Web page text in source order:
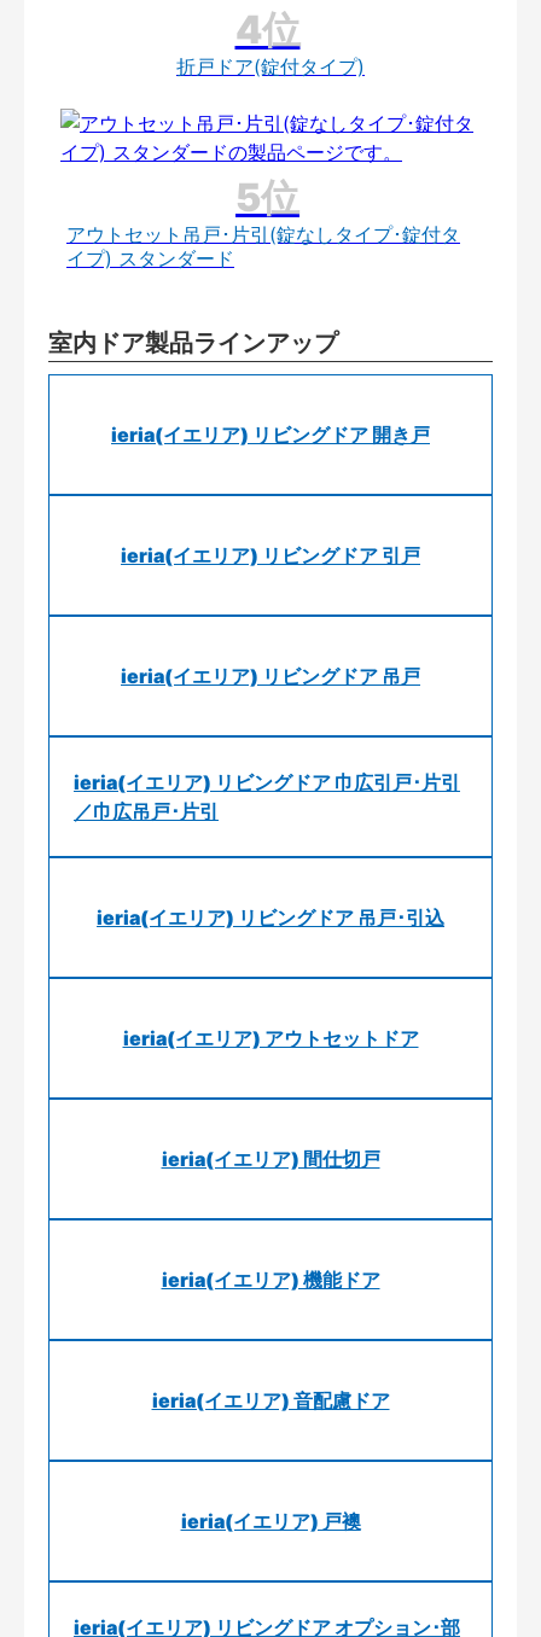
折戸ドア(錠付タイプ)
アウトセット吊戸･片引(錠なしタイプ･錠付タ
イプ) スタンダード
室内ドア製品ラインアップ
ieria(イエリア) リビングドア 開き戸
ieria(イエリア) リビングドア 引戸
ieria(イエリア) リビングドア 吊戸
ieria(イエリア) リビングドア 巾広引戸･片引
／巾広吊戸･片引
ieria(イエリア) リビングドア 吊戸･引込
ieria(イエリア) アウトセットドア
ieria(イエリア) 間仕切戸
ieria(イエリア) 機能ドア
ieria(イエリア) 音配慮ドア
ieria(イエリア) 戸襖
ieria(イエリア) リビングドア オプション･部